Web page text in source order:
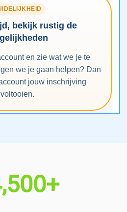
bekijk rustig de
en zie wat we je te
we je gaan helpen? Dan
jouw inschrijving
voltooien.